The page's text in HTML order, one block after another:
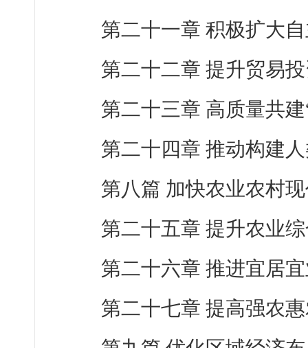
第二十一章 积极扩大
第二十二章 提升贸易
第二十三章 高质量共
第二十四章 推动构建
第八篇 加快农业农村
第二十五章 提升农业
第二十六章 推进宜居
第二十七章 提高强农